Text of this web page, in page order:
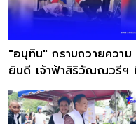
"อนุทิน" กราบถวายความ
ยินดี เจ้าฟ้าสิริวัณณวรีฯ
ฝรั่งเศส